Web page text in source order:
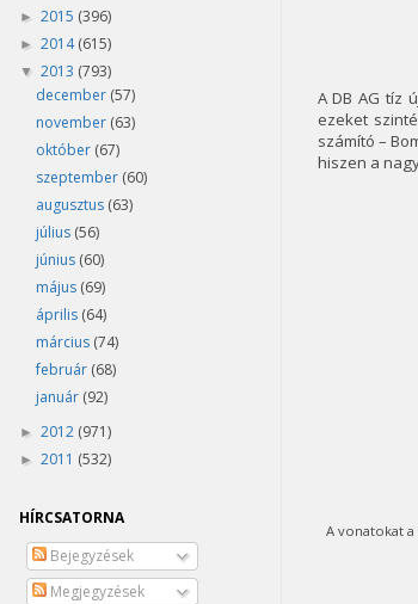
A DB AG tíz
ezeket
számító –
hiszen a
A vonatokat a
► 2015 (396)
► 2014(615)
▼ 2013 (793)
december (57)
november (63)
október (67)
szeptember (60)
augusztus (63)
július (56)
június (60)
május (69)
április (64)
március (74)
február (68)
január (92)
► 2012 (971)
► 2011 (532)
HÍRCSATORNA
Bejegyzések
Megjegyzések